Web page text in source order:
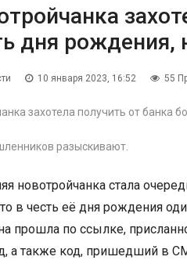
дня рождения,
10 января 2023, 16:52 55
разыскивают.
новотройчанка стала
в честь её дня рождения
прошла по ссылке,
а также код, пришедший в